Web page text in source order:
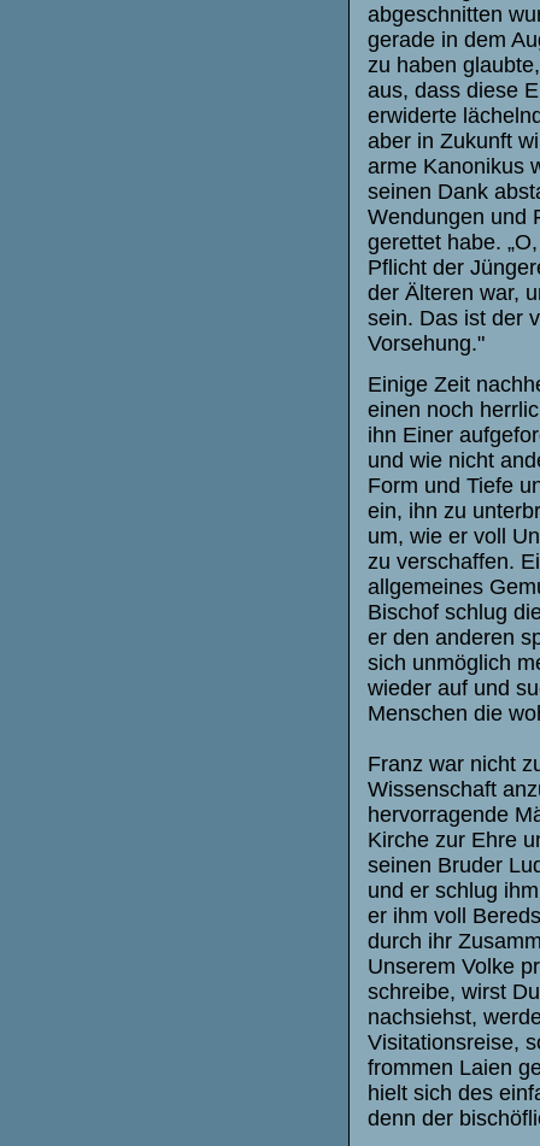
abgeschnitten
gerade in dem
zu haben
aus, dass diese
erwiderte
aber in Zukunft
arme Kanonikus
seinen Dank
Wendungen und
gerettet habe.
Pflicht der
der Älteren war,
sein. Das ist der
Vorsehung."
Einige Zeit
einen noch
ihn Einer
und wie nicht
Form und Tiefe
ein, ihn zu
um, wie er voll
zu verschaffen.
allgemeines
Bischof schlug
er den anderen
sich unmöglich
wieder auf und
Menschen die
Franz war nicht
Wissenschaft
hervorragende
Kirche zur Ehre
seinen Bruder
und er schlug
er ihm voll
durch ihr
Unserem Volke
schreibe, wirst
nachsiehst,
Visitationsreise,
frommen Laien
hielt sich des
denn der